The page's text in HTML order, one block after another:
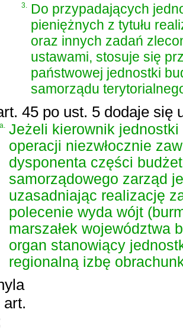
3. Do przypadających
pieniężnych z tytułu
oraz innych zadań
ustawami, stosuje się
państwowej jednostki
samorządu
45 po ust. 5 dodaje się
Jeżeli kierownik
operacji niezwłocznie
dysponenta części
samorządowego zarząd
uzasadniając realizację
polecenie wyda wójt
marszałek województwa
organ stanowiący
regionalną izbę